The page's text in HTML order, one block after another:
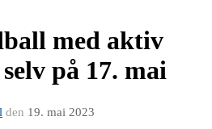
med aktiv
på 17. mai
den 19. mai 2023